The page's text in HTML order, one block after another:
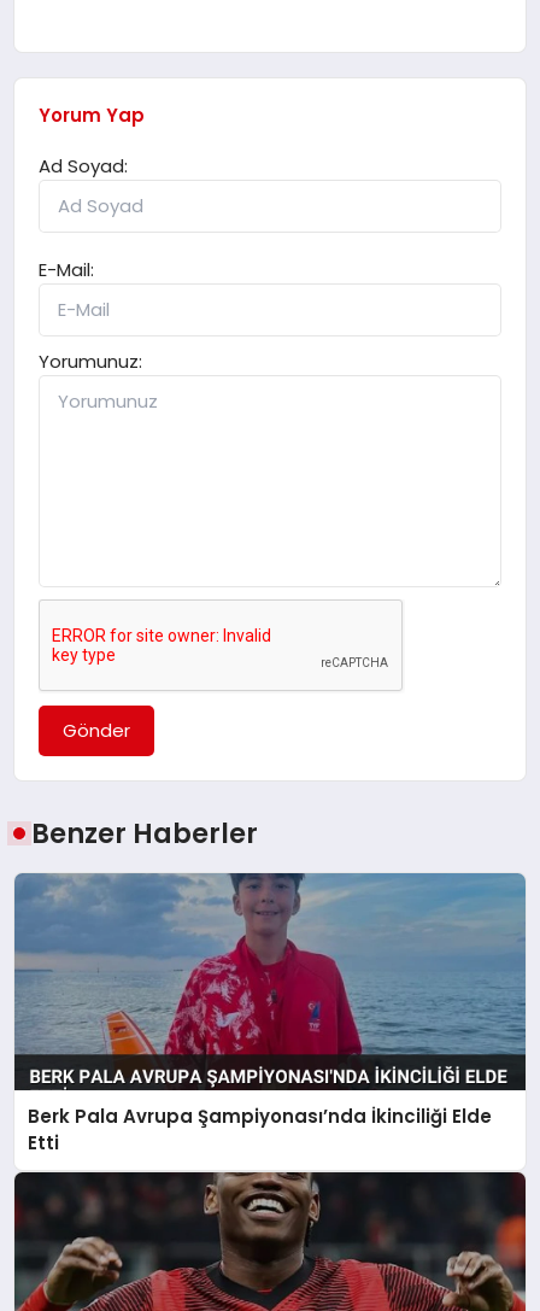
Yorum Yap
Ad Soyad:
E-Mail:
Yorumunuz:
Gönder
Benzer Haberler
Berk Pala Avrupa Şampiyonası’nda İkinciliği Elde
Etti